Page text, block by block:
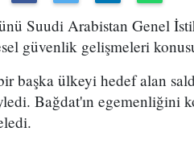
Suudi Arabistan Genel
güvenlik gelişmeleri
başka ülkeyi hedef alan
Bağdat'ın egemenliğini